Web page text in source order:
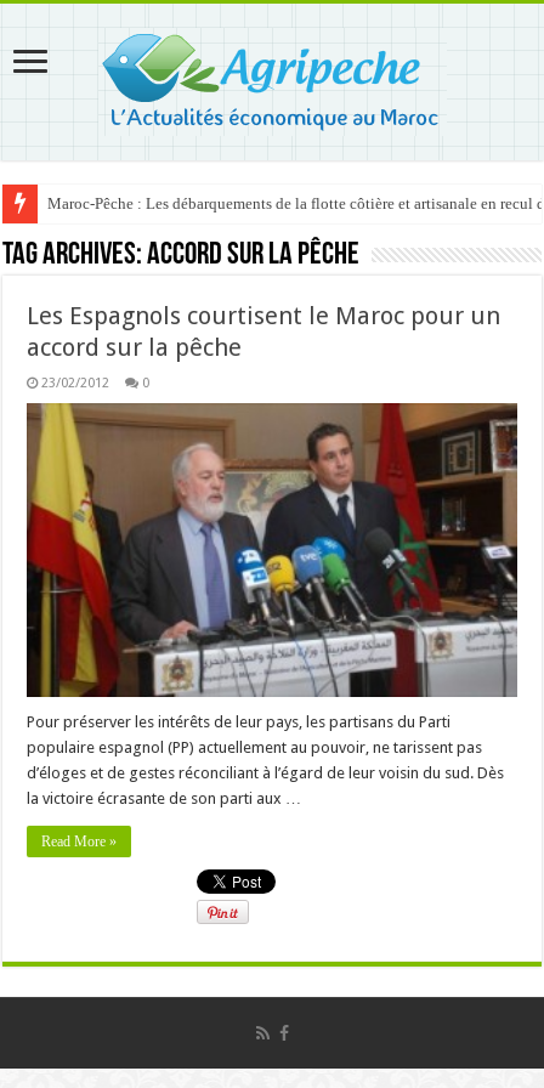
Maroc-Pêche : Les débarquements de la flotte côtière et artisanale en recul
Tag Archives:accord sur la pêche
Les Espagnols courtisent le Maroc pour un
accord sur la pêche
23/02/2012 0
Pour préserver les intérêts de leur pays, les partisans du Parti
populaire espagnol (PP) actuellement au pouvoir, ne tarissent pas
d’éloges et de gestes réconciliant à l’égard de leur voisin du sud. Dès
la victoire écrasante de son parti aux …
Read More »